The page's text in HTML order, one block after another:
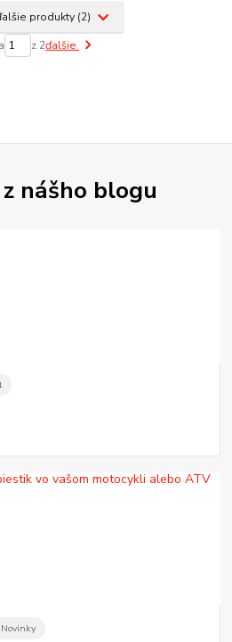
produkty (2)
z 2ďalšie
nášho blogu